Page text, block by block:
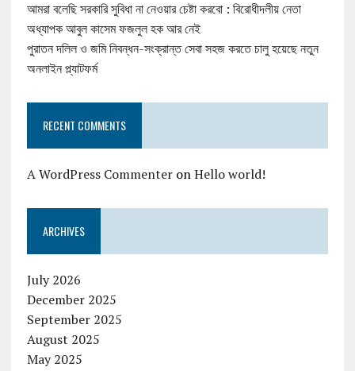
আমরা বলেছি সরকারি সুবিধা না নেওয়ার চেষ্টা করবো : বিরোধীদলীয় নেতা
অধ্যাপক আবুল কাসেম ফজলুল হক আর নেই
পুরাতন দলিল ও জমি নিবন্ধন-সংক্রান্ত সেবা সহজ করতে চালু হয়েছে নতুন
অনলাইন প্ল্যাটফর্ম
RECENT COMMENTS
A WordPress CommenteronHello world!
ARCHIVES
July 2026
December 2025
September 2025
August 2025
May 2025